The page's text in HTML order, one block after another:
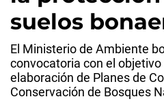
suelos
El Ministerio de Ambiente
convocatoria con el
elaboración de Planes de
Conservación de Bosques